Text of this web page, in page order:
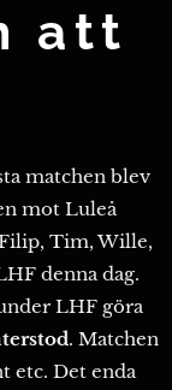
att
matchen blev
mot Luleå
Tim, Wille,
denna dag.
LHF göra
. Matchen
etc. Det enda